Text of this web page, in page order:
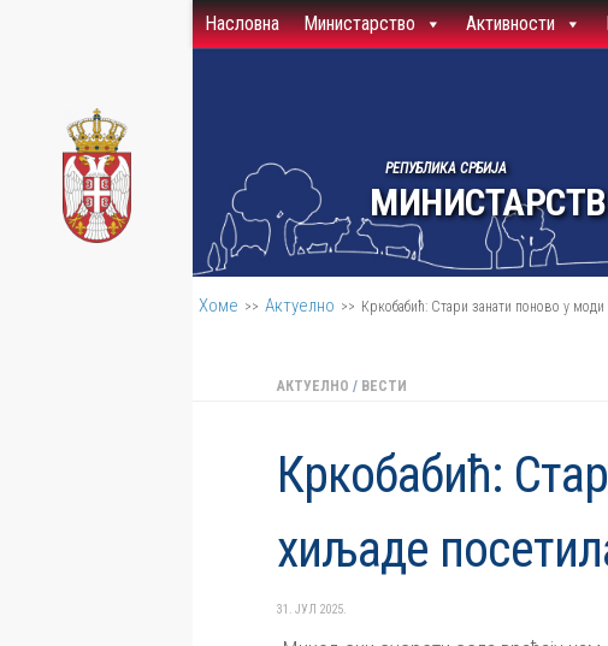
Насловна Министарство Активности
РЕПУБЛИКА СРБИЈА
Хоме >> Актуелно >> Кркобабић: Стари занати поново у моди
АКТУЕЛНО / ВЕСТИ
Кркобабић:
хиљаде
31. ЈУЛ 2025.